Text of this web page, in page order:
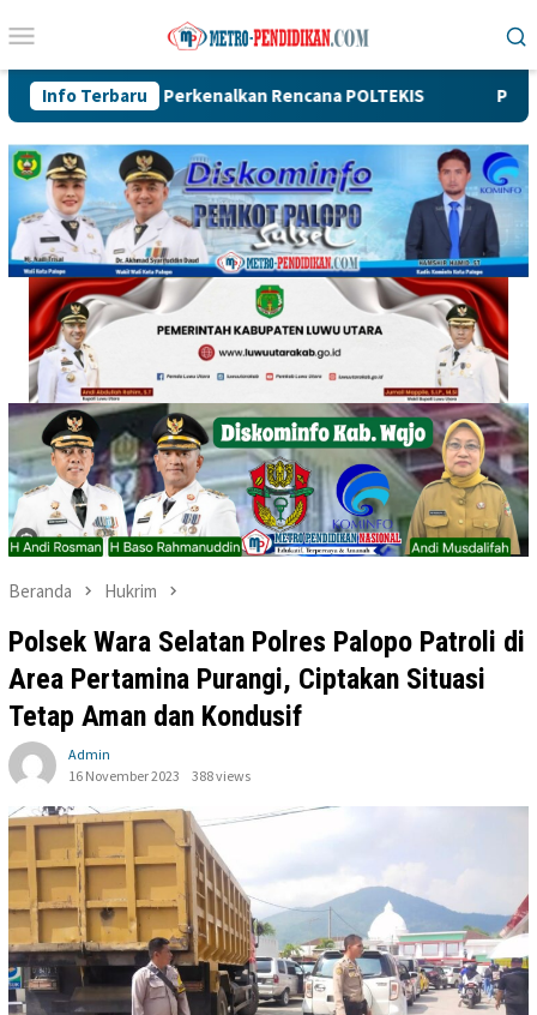
ke
Mobile
Info Terbaru
Perkenalkan Rencana POLTEKIS Pengurus IKA
Beranda Hukrim
Polsek Wara Selatan Polres Palopo Patroli di
Area Pertamina Purangi, Ciptakan Situasi
Tetap Aman dan Kondusif
Admin
16 November 2023
388 views